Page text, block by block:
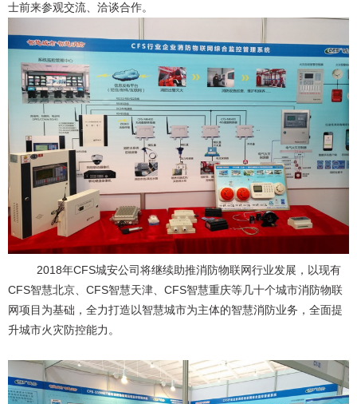
士前来参观交流、洽谈合作。
2018年CFS城安公司将继续助推消防物联网行业发展，以现有
CFS智慧北京、CFS智慧天津、CFS智慧重庆等几十个城市消防物联
网项目为基础，全力打造以智慧城市为主体的智慧消防业务，全面提
升城市火灾防控能力。